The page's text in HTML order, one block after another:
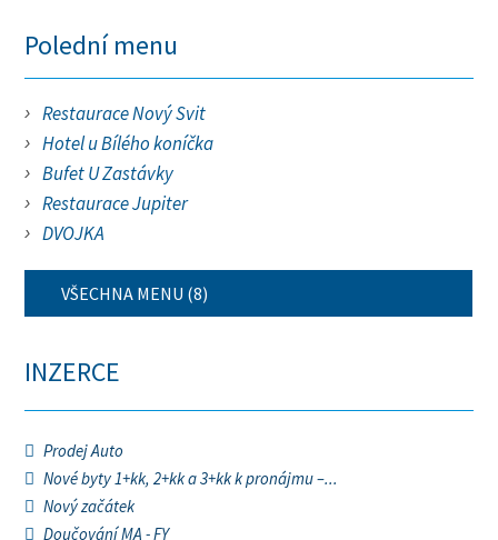
Polední menu
Restaurace Nový Svit
Hotel u Bílého koníčka
Bufet U Zastávky
Restaurace Jupiter
DVOJKA
VŠECHNA MENU (8)
INZERCE
Prodej Auto
Nové byty 1+kk, 2+kk a 3+kk k pronájmu –...
Nový začátek
Doučování MA - FY